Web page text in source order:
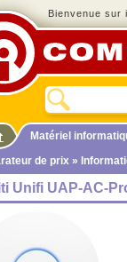
Bienvenue sur
Matériel
de prix »
Unifi UAP-AC-